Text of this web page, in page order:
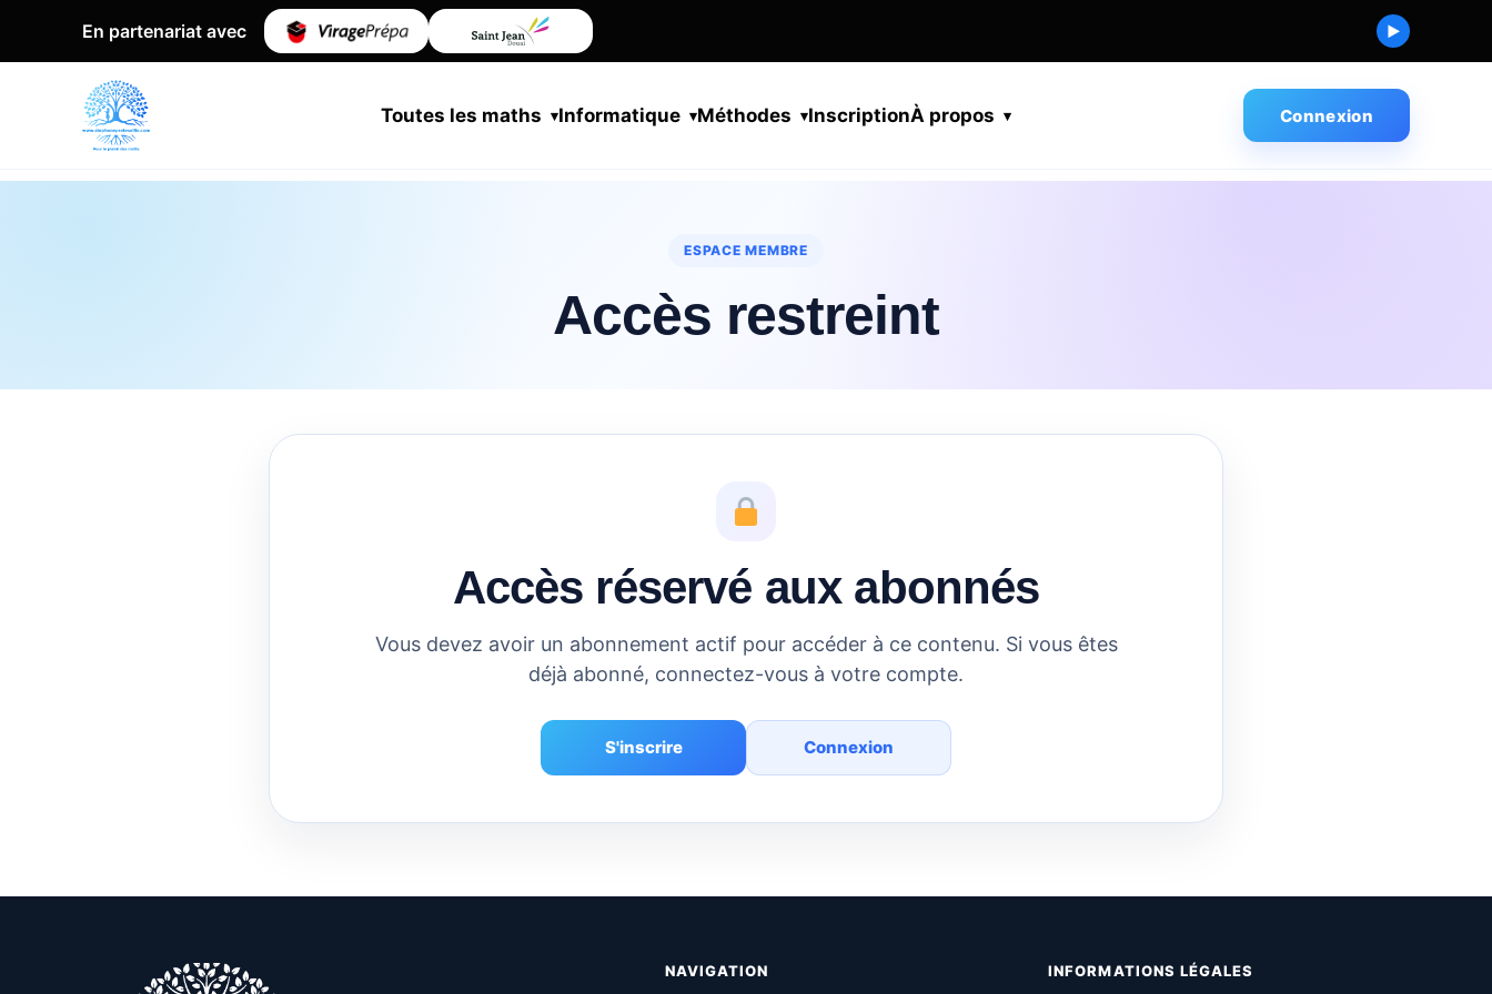
En partenariat avec ▶
Toutes les maths Informatique Méthodes InscriptionÀ propos Connexion
ESPACE MEMBRE
Accès restreint
Accès réservé aux abonnés
Vous devez avoir un abonnement actif pour accéder à ce contenu. Si vous êtes
déjà abonné, connectez-vous à votre compte.
S'inscrire Connexion
NAVIGATION INFORMATIONS LÉGALES